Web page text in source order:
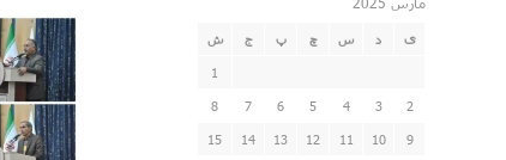
ی د س چ پ ج ش
1
2
3
4
5
6
7
8
9
10
11
12
13
14
15